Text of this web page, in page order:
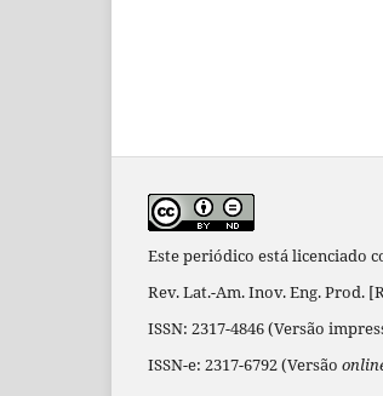
Este periódico está licenciado
Rev. Lat.-Am. Inov. Eng. Prod.
ISSN: 2317-4846 (Versão
ISSN-e: 2317-6792 (Versão